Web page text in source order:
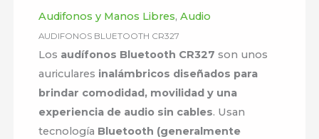
Audifonos y Manos Libres,Audio
AUDIFONOS BLUETOOTH CR327
Los audífonos Bluetooth CR327 son unos
auriculares inalámbricos diseñados para
brindar comodidad, movilidad y una
experiencia de audio sin cables. Usan
tecnología Bluetooth (generalmente